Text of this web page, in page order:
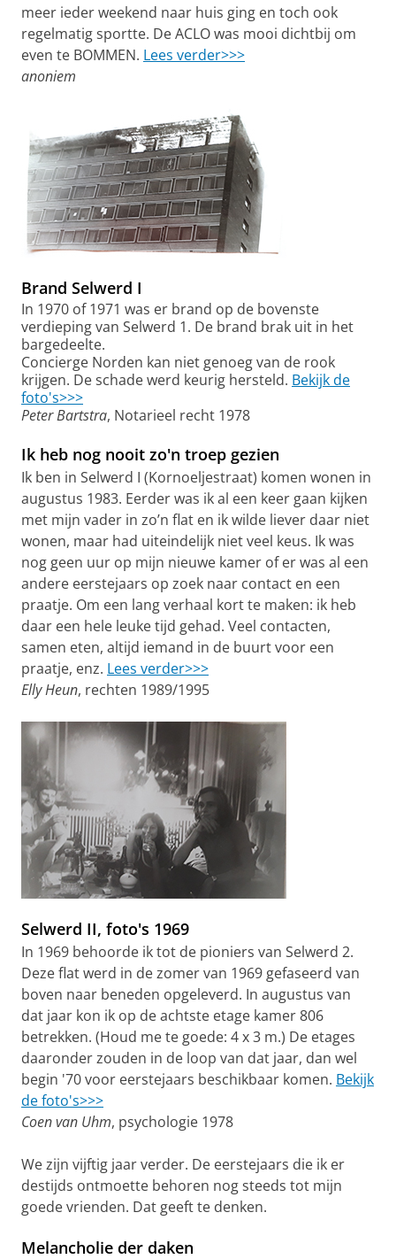
meer ieder weekend naar huis ging en toch ook
regelmatig sportte. De ACLO was mooi dichtbij om
even te BOMMEN. Lees verder>>>
anoniem
Brand Selwerd I
In 1970 of 1971 was er brand op de bovenste
verdieping van Selwerd 1. De brand brak uit in het
bargedeelte.
Concierge Norden kan niet genoeg van de rook
krijgen. De schade werd keurig hersteld. Bekijk de
foto's>>>
Peter Bartstra, Notarieel recht 1978
Ik heb nog nooit zo'n troep gezien
Ik ben in Selwerd I (Kornoeljestraat) komen wonen in
augustus 1983. Eerder was ik al een keer gaan kijken
met mijn vader in zo’n flat en ik wilde liever daar niet
wonen, maar had uiteindelijk niet veel keus. Ik was
nog geen uur op mijn nieuwe kamer of er was al een
andere eerstejaars op zoek naar contact en een
praatje. Om een lang verhaal kort te maken: ik heb
daar een hele leuke tijd gehad. Veel contacten,
samen eten, altijd iemand in de buurt voor een
praatje, enz. Lees verder>>>
Elly Heun, rechten 1989/1995
Selwerd II, foto's 1969
In 1969 behoorde ik tot de pioniers van Selwerd 2.
Deze flat werd in de zomer van 1969 gefaseerd van
boven naar beneden opgeleverd. In augustus van
dat jaar kon ik op de achtste etage kamer 806
betrekken. (Houd me te goede: 4 x 3 m.) De etages
daaronder zouden in de loop van dat jaar, dan wel
begin '70 voor eerstejaars beschikbaar komen. Bekijk
de foto's>>>
Coen van Uhm, psychologie 1978
We zijn vijftig jaar verder. De eerstejaars die ik er
destijds ontmoette behoren nog steeds tot mijn
goede vrienden. Dat geeft te denken.
Melancholie der daken